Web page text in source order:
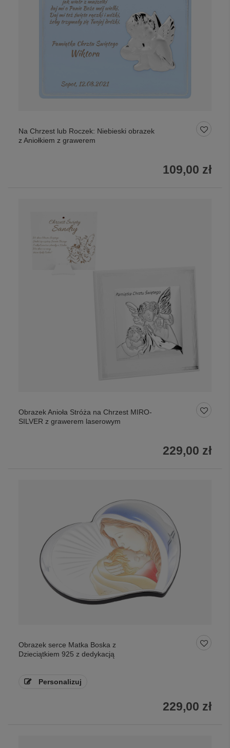
Na Chrzest lub Roczek: Niebieski obrazek
z Aniołkiem z grawerem
109,00 zł
Obrazek Anioła Stróża na Chrzest MIRO-
SILVER z grawerem laserowym
229,00 zł
Obrazek serce Matka Boska z
Dzieciątkiem 925 z dedykacją
Personalizuj
229,00 zł